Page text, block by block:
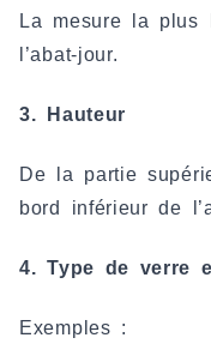
La mesure la plus
l’abat-jour.
3. Hauteur
De la partie
bord inférieur de
4. Type de verre
Exemples :